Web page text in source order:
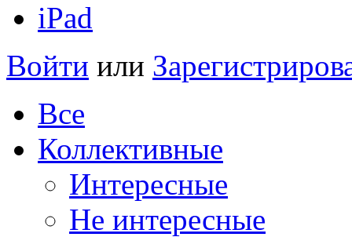
iPad
Войти или
Все
Коллективные
Интересные
Не интересные